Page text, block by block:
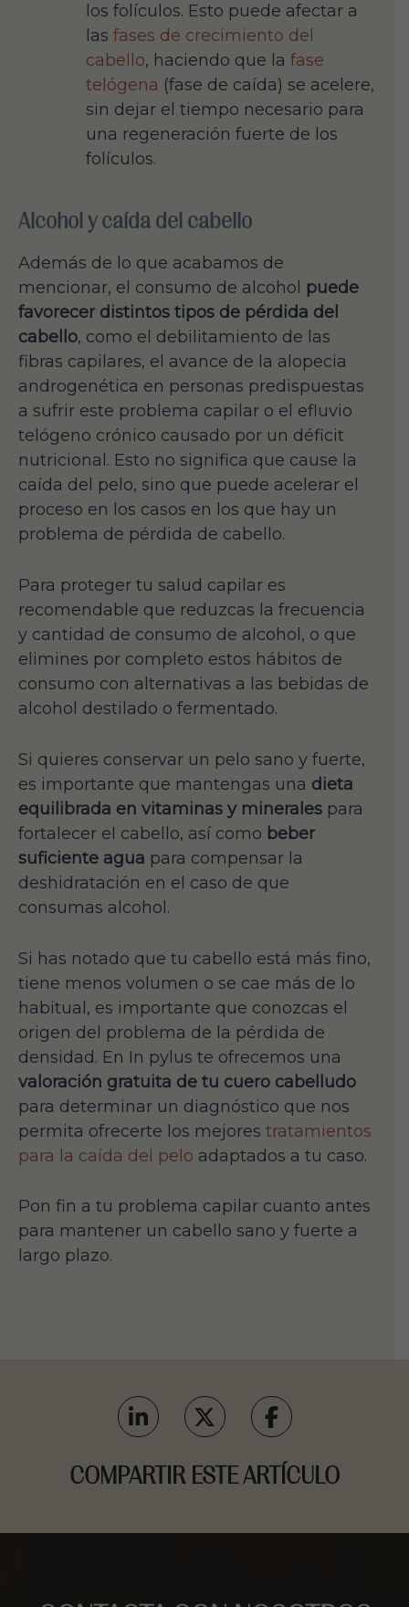
los folículos. Esto puede afectar a
las fases de crecimiento del
cabello, haciendo que la fase
telógena (fase de caída) se acelere,
sin dejar el tiempo necesario para
una regeneración fuerte de los
folículos.
Alcohol y caída del cabello
Además de lo que acabamos de
mencionar, el consumo de alcohol puede
favorecer distintos tipos de pérdida del
cabello, como el debilitamiento de las
fibras capilares, el avance de la alopecia
androgenética en personas predispuestas
a sufrir este problema capilar o el efluvio
telógeno crónico causado por un déficit
nutricional. Esto no significa que cause la
caída del pelo, sino que puede acelerar el
proceso en los casos en los que hay un
problema de pérdida de cabello.
Para proteger tu salud capilar es
recomendable que reduzcas la frecuencia
y cantidad de consumo de alcohol, o que
elimines por completo estos hábitos de
consumo con alternativas a las bebidas de
alcohol destilado o fermentado.
Si quieres conservar un pelo sano y fuerte,
es importante que mantengas una dieta
equilibrada en vitaminas y minerales para
fortalecer el cabello, así como beber
suficiente agua para compensar la
deshidratación en el caso de que
consumas alcohol.
Si has notado que tu cabello está más fino,
tiene menos volumen o se cae más de lo
habitual, es importante que conozcas el
origen del problema de la pérdida de
densidad. En In pylus te ofrecemos una
valoración gratuita de tu cuero cabelludo
para determinar un diagnóstico que nos
permita ofrecerte los mejores tratamientos
para la caída del pelo adaptados a tu caso.
Pon fin a tu problema capilar cuanto antes
para mantener un cabello sano y fuerte a
largo plazo.
COMPARTIR ESTE ARTÍCULO